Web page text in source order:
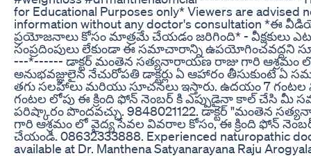
for Educational Purposes only* Viewers are advised
information without any doctor's consultation *ఈ
ప్రయోజనాలు కోసం మాత్రమే చేయడం జరిగింది* - వీక్షకులు
సంప్రదింపులు లేకుండా ఈ సమాచారాన్ని ఉపయోగించవద్దని
---*------ డాక్టర్ మంతెన సత్యనారాయణ రాజు గారి ఆశ్రమం
అనుభవజ్ఞులైన నేచురోపతి డాక్టర్లు ఏ ఆహారం తీసుకుంటే ఏ
తగు సలహాలు మరియు సూచనలు ఇస్తారు. ఉదయం 7 గంటల
గంటల లోపు ఈ క్రింది ఫోన్ నెంబర్ కి ఎప్పుడైనా కాల్ చేసి మీ
పరిష్కారం పొందవచ్చు. 9848021122. డాక్టర్ "మంతెన
గారి ఆశ్రమం లో వైద్య సేవల వివరాల కోసం, ఈ క్రింది ఫోన్
చేయండి. 08632333888. Experienced naturopathic
available at Dr. Manthena Satyanarayana Raju